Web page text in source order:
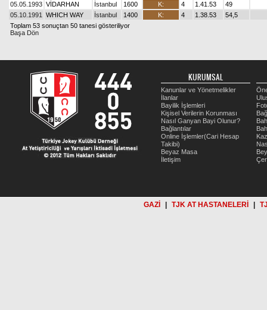
05.05.1993 VİDARHAN İstanbul 1600 K: 4 1.41.53
49
05.10.1991
WHICH WAY İstanbul 1400 K: 4 1.38.53
54,5
Toplam 53 sonuçtan 50 tanesi gösteriliyor
Başa Dön
KURUMSAL
Kanunlar ve Yönetmelikler
İlanlar
Bayilik İşlemleri
Kişisel Verilerin Korunması
Nasıl Ganyan Bayi Olunur?
Bağlantılar
Online İşlemler(Cari Hesap
Takibi)
Beyaz Masa
İletişim
GAZİ TJK AT HASTANELERİ